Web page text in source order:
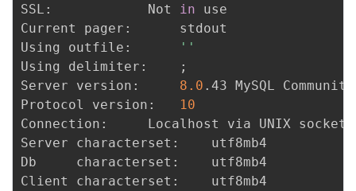
SSL:			Not in use
Current pager:		stdout
''
;
8.0 .43 MySQL
10
Connection:		Localhost via UNIX socket
Server characterset:	utf8mb4
Db     characterset:	utf8mb4
Client characterset:	utf8mb4